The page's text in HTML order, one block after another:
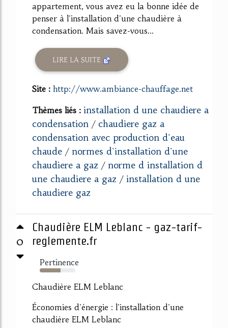
appartement, vous avez eu la bonne idée de
penser à l'installation d'une chaudière à
condensation. Mais savez-vous...
LIRE LA SUITE
Site : http://www.ambiance-chauffage.net
Thèmes liés : installation d une chaudiere a
condensation / chaudiere gaz a
condensation avec production d'eau
chaude / normes d'installation d'une
chaudiere a gaz / norme d installation d
une chaudiere a gaz / installation d une
chaudiere gaz
0
Chaudière ELM Leblanc - gaz-tarif-
reglemente.fr
Pertinence
59%
Chaudière ELM Leblanc
Économies d'énergie : l'installation d'une
chaudière ELM Leblanc